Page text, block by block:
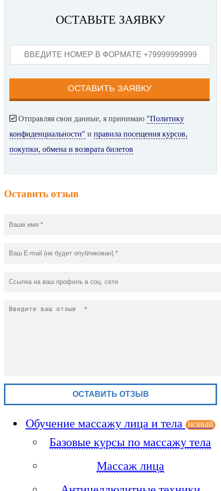
ОСТАВЬТЕ ЗАЯВКУ
Отправляя свои данные, я принимаю "Политику
конфиденциальности" и правила посещения курсов,
покупки, обмена и возврата билетов
Оставить отзыв
Обучение массажу лица и тела НОВЫЙ
Базовые курсы по массажу тела
Массаж лица